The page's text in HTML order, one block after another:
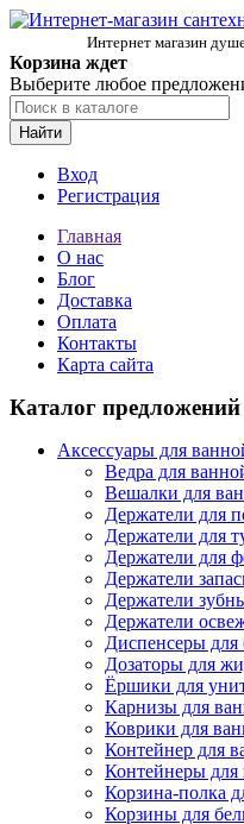
Интернет магазин
Корзина ждет
Выберите любое
Найти
Вход
Регистрация
Главная
О нас
Блог
Доставка
Оплата
Контакты
Карта сайта
Каталог предложений
Аксессуары для
Ведра для
Вешалки для
Держатели для
Держатели для
Держатели для
Держатели
Держатели
Держатели
Диспенсеры
Дозаторы для
Ёршики для
Карнизы для
Коврики для
Контейнер для
Контейнеры для
Корзина-полка
Корзины для